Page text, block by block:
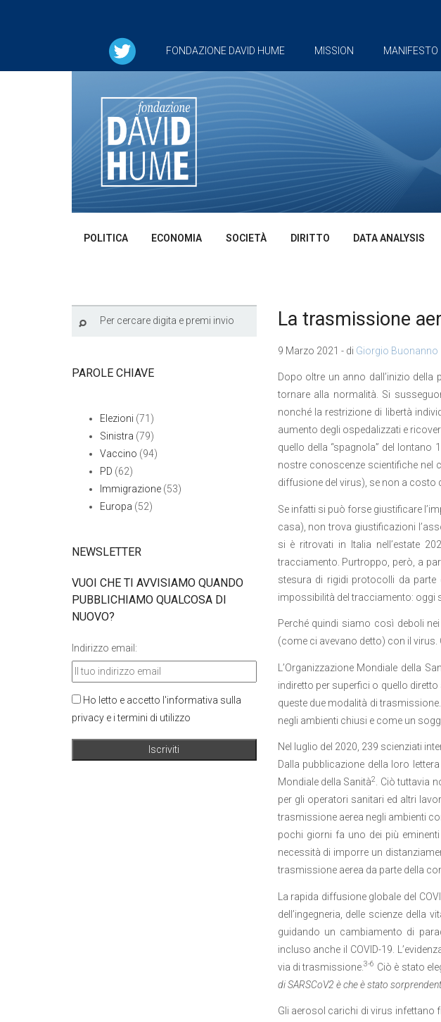
FONDAZIONE DAVID HUME MISSION MANIFESTO
POLITICA ECONOMIA SOCIETÀ DIRITTO DATA ANALYSIS
La trasmissione
9 Marzo 2021 - di Giorgio Buonanno
Dopo oltre un anno dall’inizio
tornare alla normalità. Si
nonché la restrizione di libertà
aumento degli ospedalizzati e
quello della “spagnola” del
nostre conoscenze scientifiche nel
diffusione del virus), se non a
Se infatti si può forse giustificare
casa), non trova giustificazioni
si è ritrovati in Italia nell’estate
tracciamento. Purtroppo, però, a
stesura di rigidi protocolli da parte
impossibilità del tracciamento: oggi
Perché quindi siamo così deboli
(come ci avevano detto) con il
L’Organizzazione Mondiale della
indiretto per superfici o quello
queste due modalità di
negli ambienti chiusi e come un
Nel luglio del 2020, 239 scienziati
Dalla pubblicazione della loro
Mondiale della Sanità2
. Ciò tuttavia
per gli operatori sanitari ed altri
trasmissione aerea negli ambienti
pochi giorni fa uno dei più
necessità di imporre un
trasmissione aerea da parte della
La rapida diffusione globale del
dell’ingegneria, delle scienze della
guidando un cambiamento di
incluso anche il COVID-19.
via di trasmissione.3-6 Ciò è stato
di SARSCoV2 è che è stato
Gli aerosol carichi di virus infettano
PAROLE CHIAVE
Elezioni (71)
Sinistra (79)
Vaccino (94)
PD (62)
Immigrazione (53)
Europa (52)
NEWSLETTER
VUOI CHE TI AVVISIAMO QUANDO
PUBBLICHIAMO QUALCOSA DI
NUOVO?
Indirizzo email:
Ho letto e accetto l'informativa sulla
privacy e i termini di utilizzo